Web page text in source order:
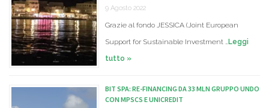
9 Agosto 2022
Grazie al fondo JESSICA (Joint European
Support for Sustainable Investment …Leggi
tutto »
BIT SPA: RE-FINANCING DA 33 MLN GRUPPO UNDO
CON MPSCS E UNICREDIT